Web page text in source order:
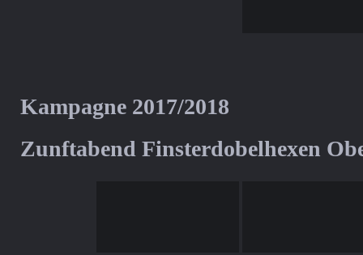
Kampagne 2017/2018
Zunftabend Finsterdobelhexen